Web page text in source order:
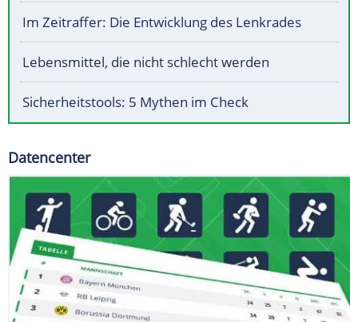
Im Zeitraffer: Die Entwicklung des Lenkrades
Lebensmittel, die nicht schlecht werden
Sicherheitstools: 5 Mythen im Check
Datencenter